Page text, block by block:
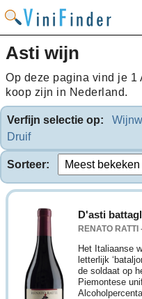
Asti wijn
Op deze pagina vind je
koop zijn in Nederland.
Verfijn selectie op:
Druif
Sorteer:
D'asti
RENATO RATTI
Het Italiaanse
letterlijk
de soldaat op
Piemontese